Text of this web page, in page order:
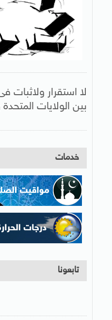
لا استقرار ولاثبات
بين الولايات المتحدة
خدمات
تابعونا